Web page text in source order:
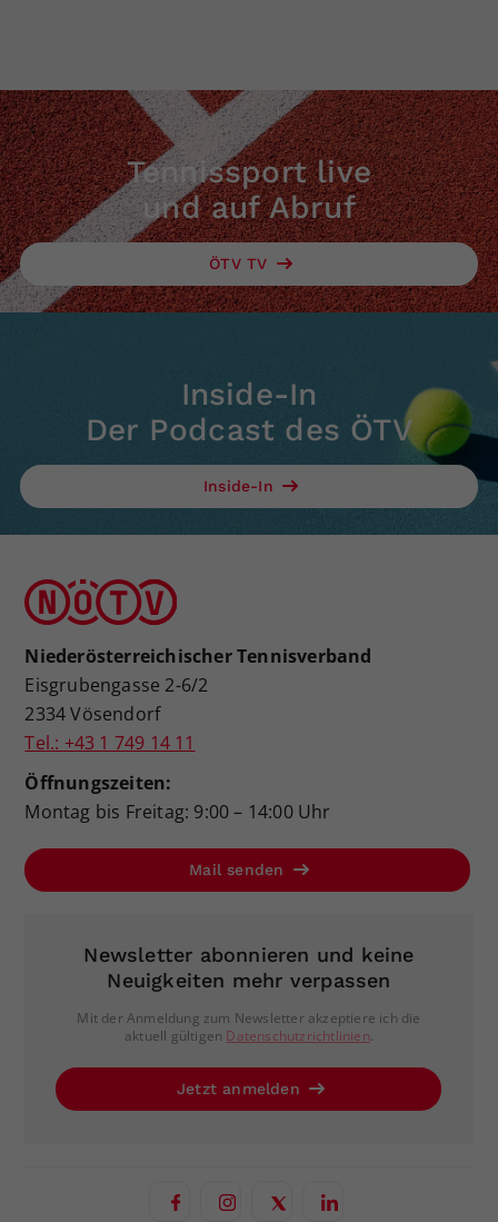
Tennissport live
und auf Abruf
ÖTV TV
Inside-In
Der Podcast des ÖTV
Inside-In
Niederösterreichischer Tennisverband
Eisgrubengasse 2-6/2
2334 Vösendorf
Tel.: +43 1 749 14 11
Öffnungszeiten:
Montag bis Freitag: 9:00 – 14:00 Uhr
Mail senden
Newsletter abonnieren und keine
Neuigkeiten mehr verpassen
Mit der Anmeldung zum Newsletter akzeptiere ich die
aktuell gültigen Datenschutzrichtlinien.
Jetzt anmelden